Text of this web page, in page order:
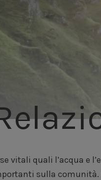
vitali quali l’acqua e
sulla